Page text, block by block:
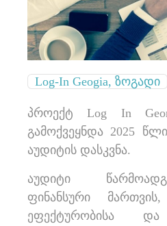
Log-In Geogia, ზოგადი
პროექტ Log In
გამოქვეყნდა 2025
აუდიტის დასკვნა.
აუდიტი
ფინანსური
ეფექტურობისა